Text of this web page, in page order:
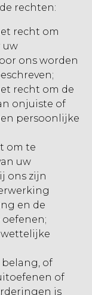
rechten:
recht om
uw
ons worden
recht om de
onjuiste of
persoonlijke
om te
uw
ons zijn
en de
of
of
is